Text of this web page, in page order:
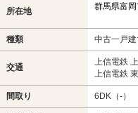
所在地 群馬県富岡
種類 中古一戸建
交通
上信電鉄
上信電鉄
間取り 6DK（-）